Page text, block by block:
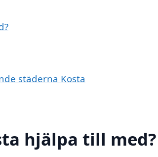
städerna Kosta
hjälpa till med?